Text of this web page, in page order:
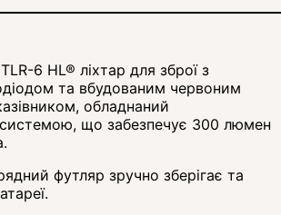
6 HL® ліхтар для зброї з
та вбудованим червоним
обладнаний
що забезпечує 300 люмен
футляр зручно зберігає та